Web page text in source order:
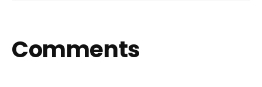
Comments